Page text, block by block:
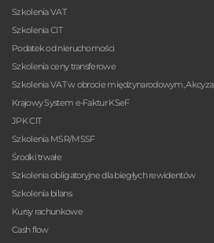
Szkolenia VAT
Szkolenia CIT
Podatek od nieruchomości
Szkolenia ceny transferowe
Szkolenia VAT w obrocie międzynarodowym, Akcyza,
Krajowy System e-Faktur KSeF
JPK CIT
Szkolenia MSR/MSSF
Środki trwałe
Szkolenia obligatoryjne dla biegłych rewidentów
Szkolenia bilans
Kursy rachunkowe
Cash flow